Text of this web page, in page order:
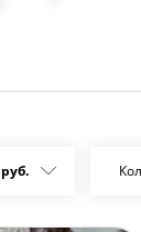
руб.